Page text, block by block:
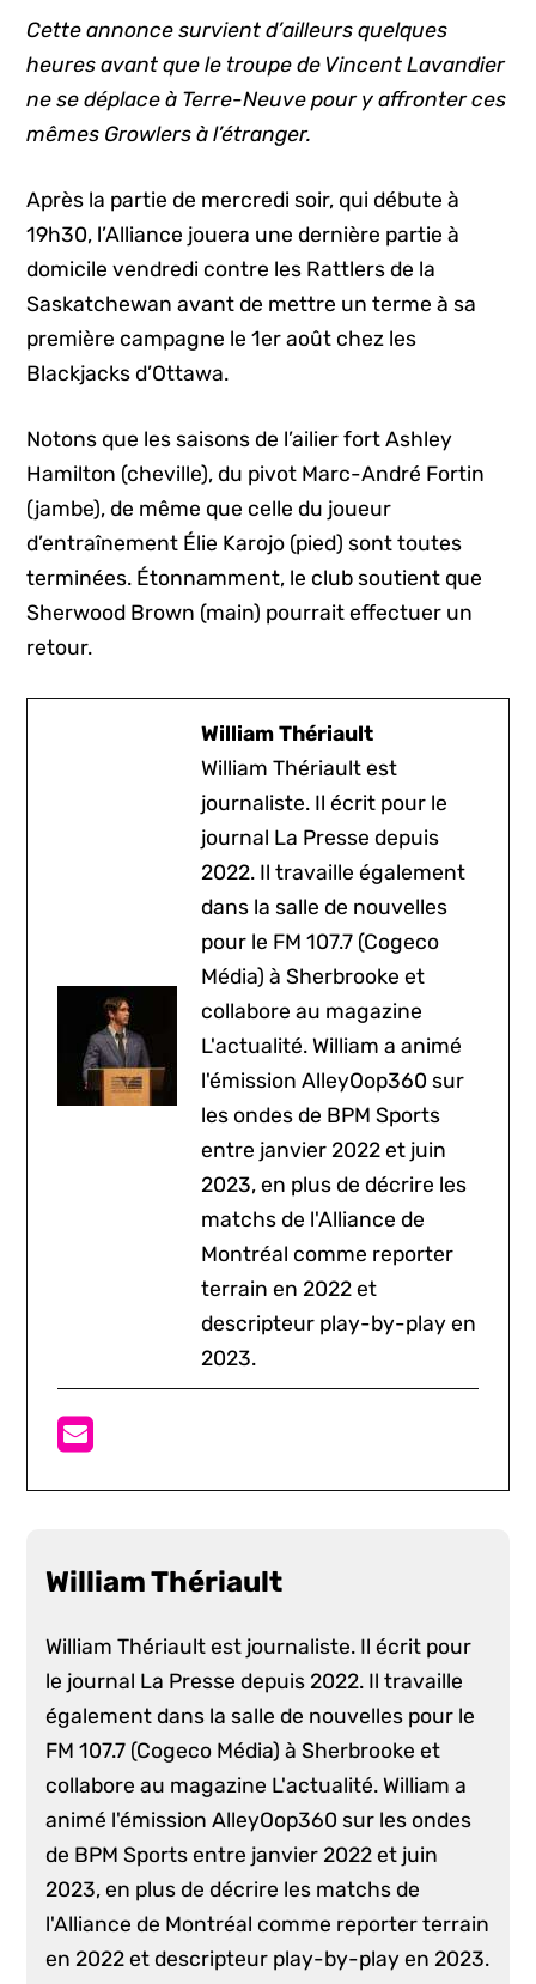
Cette annonce survient d’ailleurs quelques
heures avant que le troupe de Vincent Lavandier
ne se déplace à Terre-Neuve pour y affronter ces
mêmes Growlers à l’étranger.
Après la partie de mercredi soir, qui débute à
19h30, l’Alliance jouera une dernière partie à
domicile vendredi contre les Rattlers de la
Saskatchewan avant de mettre un terme à sa
première campagne le 1er août chez les
Blackjacks d’Ottawa.
Notons que les saisons de l’ailier fort Ashley
Hamilton (cheville), du pivot Marc-André Fortin
(jambe), de même que celle du joueur
d’entraînement Élie Karojo (pied) sont toutes
terminées. Étonnamment, le club soutient que
Sherwood Brown (main) pourrait effectuer un
retour.
William Thériault
William Thériault est
journaliste. Il écrit pour le
journal La Presse depuis
2022. Il travaille également
dans la salle de nouvelles
pour le FM 107.7 (Cogeco
Média) à Sherbrooke et
collabore au magazine
L'actualité. William a animé
l'émission AlleyOop360 sur
les ondes de BPM Sports
entre janvier 2022 et juin
2023, en plus de décrire les
matchs de l'Alliance de
Montréal comme reporter
terrain en 2022 et
descripteur play-by-play en
2023.
William Thériault
William Thériault est journaliste. Il écrit pour
le journal La Presse depuis 2022. Il travaille
également dans la salle de nouvelles pour le
FM 107.7 (Cogeco Média) à Sherbrooke et
collabore au magazine L'actualité. William a
animé l'émission AlleyOop360 sur les ondes
de BPM Sports entre janvier 2022 et juin
2023, en plus de décrire les matchs de
l'Alliance de Montréal comme reporter terrain
en 2022 et descripteur play-by-play en 2023.